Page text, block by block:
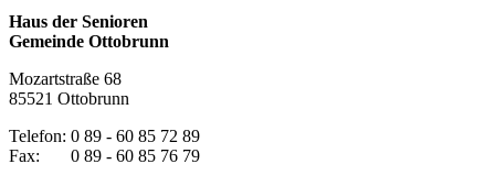
Haus der Senioren
Gemeinde Ottobrunn
Mozartstraße 68
85521 Ottobrunn
Telefon: 0 89 - 60 85 72 89
Fax: 0 89 - 60 85 76 79